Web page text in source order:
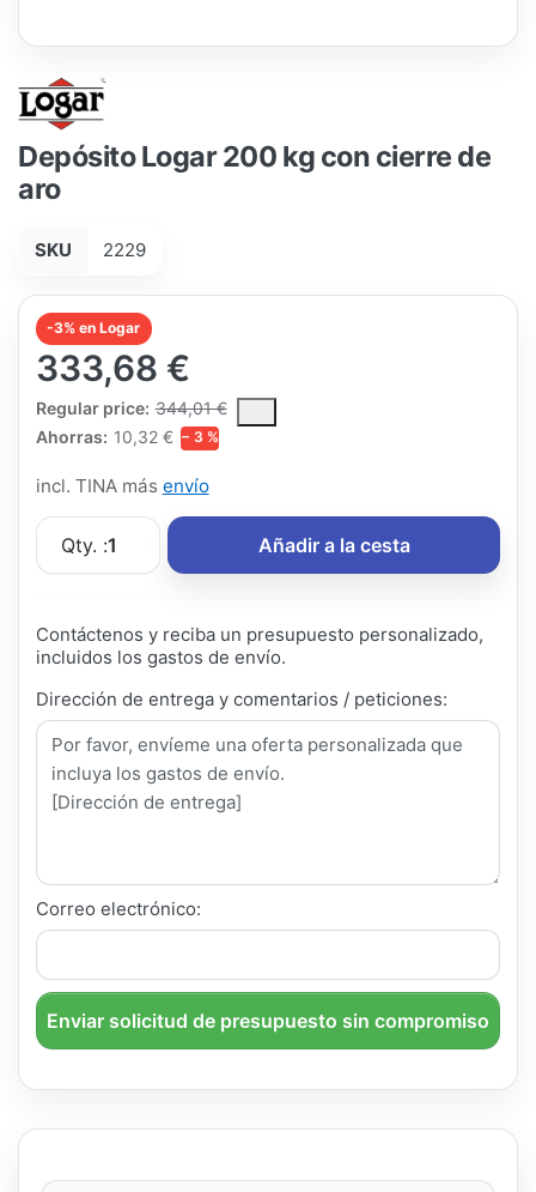
Depósito Logar 200 kg con cierre de
aro
SKU 2229
-3% en Logar
333,68 €
Regular price: 344,01 €
The Regular Price is the median selling price paid by
Ahorras: 10,32 € − 3 %
incl. TINA más envío
Qty. :1 Añadir a la cesta
Contáctenos y reciba un presupuesto personalizado,
incluidos los gastos de envío.
Dirección de entrega y comentarios / peticiones:
Correo electrónico:
Enviar solicitud de presupuesto sin compromiso